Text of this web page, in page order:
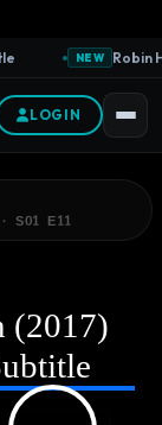
NEW Robin
LOGIN
S01 E11
(2017)